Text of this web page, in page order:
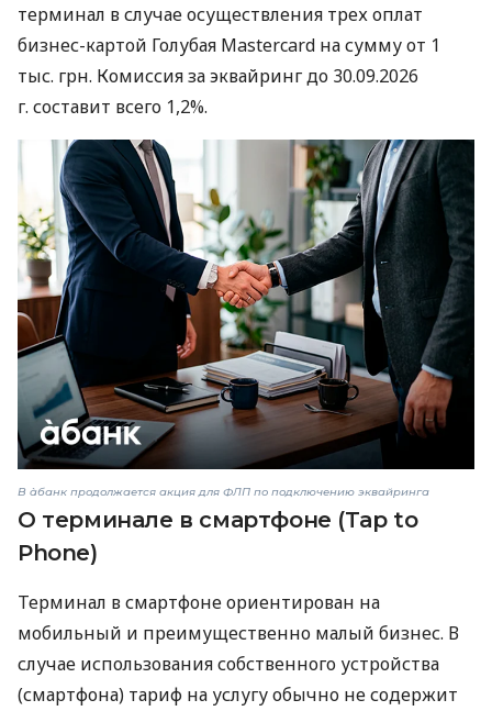
терминал в случае осуществления трех оплат
бизнес-картой Голубая Mastercard на сумму от 1
тыс. грн. Комиссия за эквайринг до 30.09.2026
г. составит всего 1,2%.
В àбанк продолжается акция для ФЛП по подключению эквайринга
О терминале в смартфоне (Tap to
Phone)
Терминал в смартфоне ориентирован на
мобильный и преимущественно малый бизнес. В
случае использования собственного устройства
(смартфона) тариф на услугу обычно не содержит